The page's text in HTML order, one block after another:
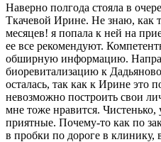
Наверно полгода стояла в
Ткачевой Ирине. Не знаю, как
месяцев! я попала к ней на
ее все рекомендуют.
обширную информацию.
биоревитализацию к
осталась, так как к Ирине это
невозможно построить свои
мне тоже нравится.
приятные. Почему-то как по
в пробки по дороге в клинику,